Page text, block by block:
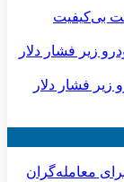
بی‌کیفیت
درصد / خودرو زیر فشار دلار
برای معامله‌گران